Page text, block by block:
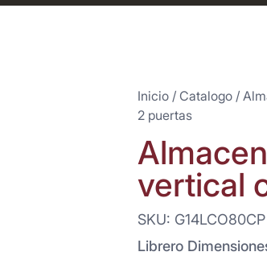
Inicio / Catalogo /
2 puertas
vertical
SKU: G14LCO80CP
Librero